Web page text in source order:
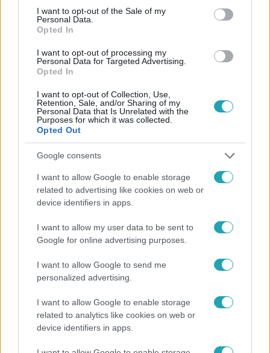
consent section.
I want to opt-out of the Sale of my
Personal Data.
Opted In
I want to opt-out of processing my
Personal Data for Targeted Advertising.
Opted In
I want to opt-out of Collection, Use,
Retention, Sale, and/or Sharing of my
Personal Data that Is Unrelated with the
Purposes for which it was collected.
Opted Out
Google consents
I want to allow Google to enable storage
related to advertising like cookies on web or
device identifiers in apps.
I want to allow my user data to be sent to
Google for online advertising purposes.
I want to allow Google to send me
personalized advertising.
I want to allow Google to enable storage
related to analytics like cookies on web or
device identifiers in apps.
HÍRADÓ #
KULKA JÁNOS #SZIVÁRVÁNYCSALÁDOK FILM
Népszerű